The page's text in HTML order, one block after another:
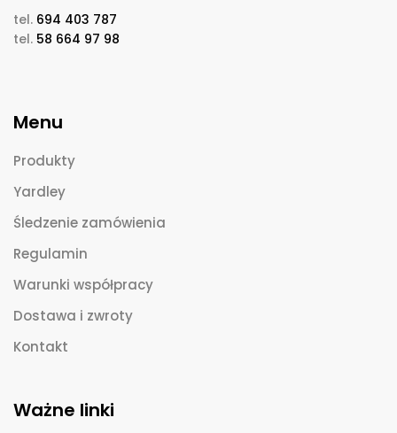
tel. 694 403 787
tel. 58 664 97 98
Menu
Produkty
Yardley
Śledzenie zamówienia
Regulamin
Warunki współpracy
Dostawa i zwroty
Kontakt
Ważne linki